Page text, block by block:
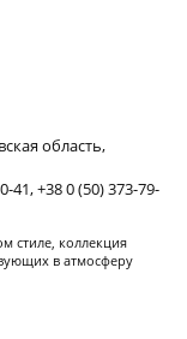
область,
41, +38 0 (50) 373-79-
стиле, коллекция
в атмосферу